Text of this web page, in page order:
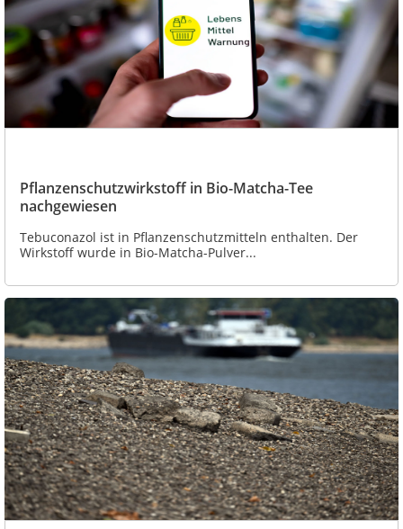
Pflanzenschutzwirkstoff in Bio-Matcha-Tee
nachgewiesen
Tebuconazol ist in Pflanzenschutzmitteln enthalten. Der
Wirkstoff wurde in Bio-Matcha-Pulver...